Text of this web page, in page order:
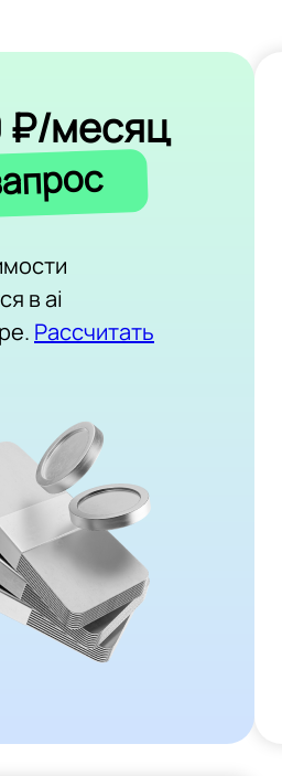
₽/месяц
в ai
Рассчитать